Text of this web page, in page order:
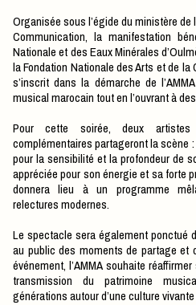
Organisée sous l’égide du ministère
Communication, la manifestation
Nationale et des Eaux Minérales
la Fondation Nationale des Arts et de la
s’inscrit dans la démarche de
musical marocain tout en l’ouvrant à
Pour cette soirée, deux
complémentaires partageront la scène :
pour la sensibilité et la profondeur de
appréciée pour son énergie et sa forte
donnera lieu à un programme
relectures modernes.
Le spectacle sera également ponctué
au public des moments de partage et
événement, l’AMMA souhaite
transmission du patrimoine
générations autour d’une culture